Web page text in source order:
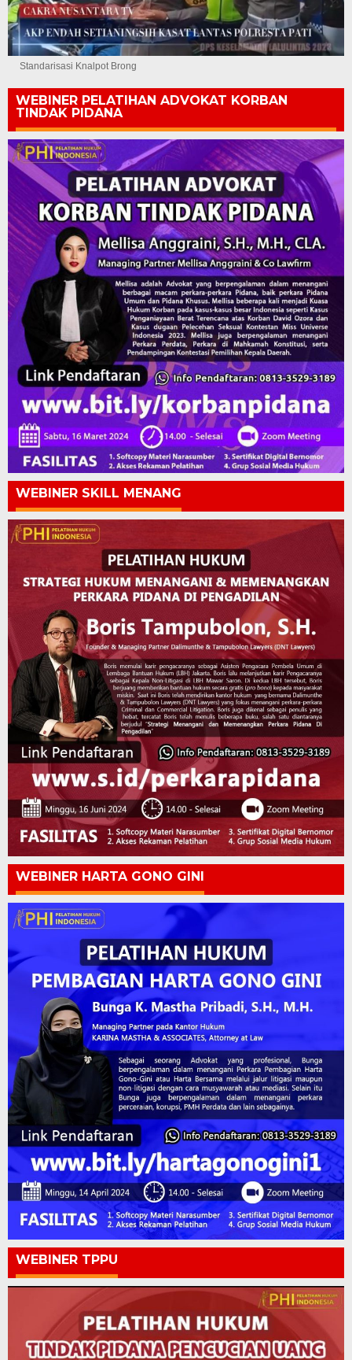
Standarisasi Knalpot Brong
WEBINER PELATIHAN ADVOKAT KORBAN
TINDAK PIDANA
WEBINER SKILL MENANG
WEBINER HARTA GONO GINI
WEBINER TPPU